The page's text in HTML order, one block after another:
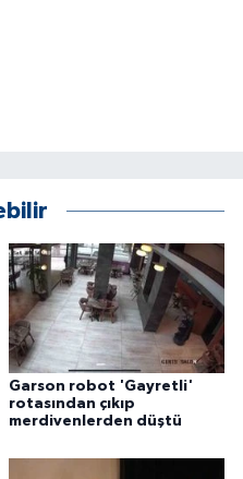
Garson robot 'Gayretli'
rotasından çıkıp
merdivenlerden düştü